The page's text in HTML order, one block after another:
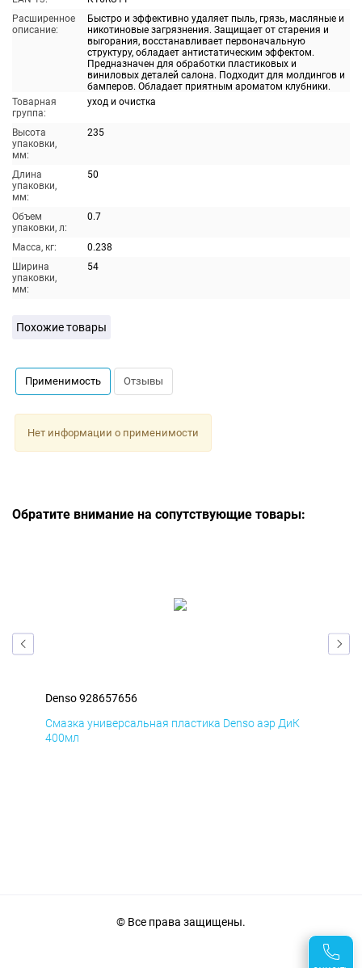
Расширенное
описание:
Быстро и эффективно удаляет пыль, грязь, масляные и
никотиновые загрязнения. Защищает от старения и
выгорания, восстанавливает первоначальную
структуру, обладает антистатическим эффектом.
Предназначен для обработки пластиковых и
виниловых деталей салона. Подходит для молдингов и
бамперов. Обладает приятным ароматом клубники.
Товарная
группа:
уход и очистка
Высота
упаковки,
мм:
235
Длина
упаковки,
мм:
50
Объем
упаковки, л:
0.7
Масса, кг:
0.238
Ширина
упаковки,
мм:
54
Похожие товары
Применимость Отзывы
Нет информации о применимости
Обратите внимание на сопутствующие товары:
Denso 928657656
Смазка универсальная пластика Denso аэр ДиК
400мл
© Все права защищены.